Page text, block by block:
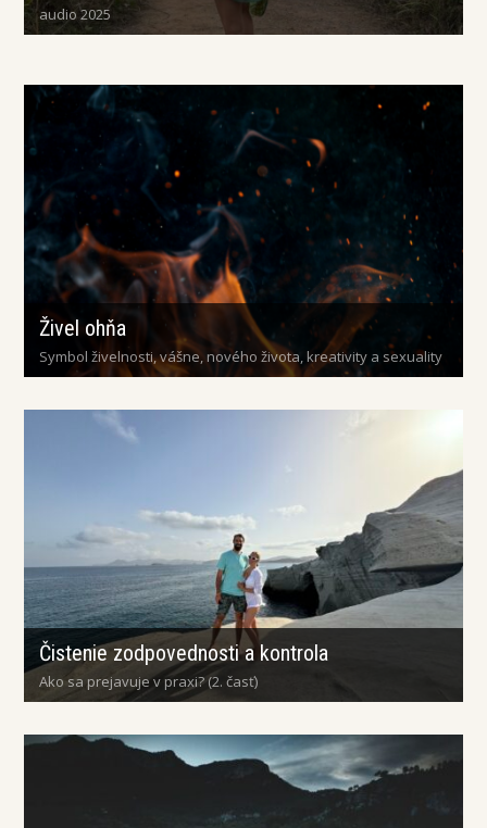
audio 2025
Živel ohňa
Symbol živelnosti, vášne, nového života, kreativity a sexuality
Čistenie zodpovednosti a kontrola
Ako sa prejavuje v praxi? (2. časť)